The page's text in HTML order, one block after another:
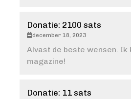
Donatie: 2100 sats
december 18, 2023
Alvast de beste wensen. Ik
magazine!
Donatie: 11 sats